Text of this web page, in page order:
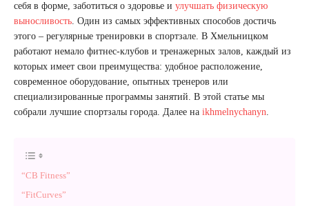
себя в форме, заботиться о здоровье и улучшать физическую
выносливость. Один из самых эффективных способов достичь
этого – регулярные тренировки в спортзале. В Хмельницком
работают немало фитнес-клубов и тренажерных залов, каждый из
которых имеет свои преимущества: удобное расположение,
современное оборудование, опытных тренеров или
специализированные программы занятий. В этой статье мы
собрали лучшие спортзалы города. Далее на ikhmelnychanyn.
“СВ Fitness”
“FitCurves”